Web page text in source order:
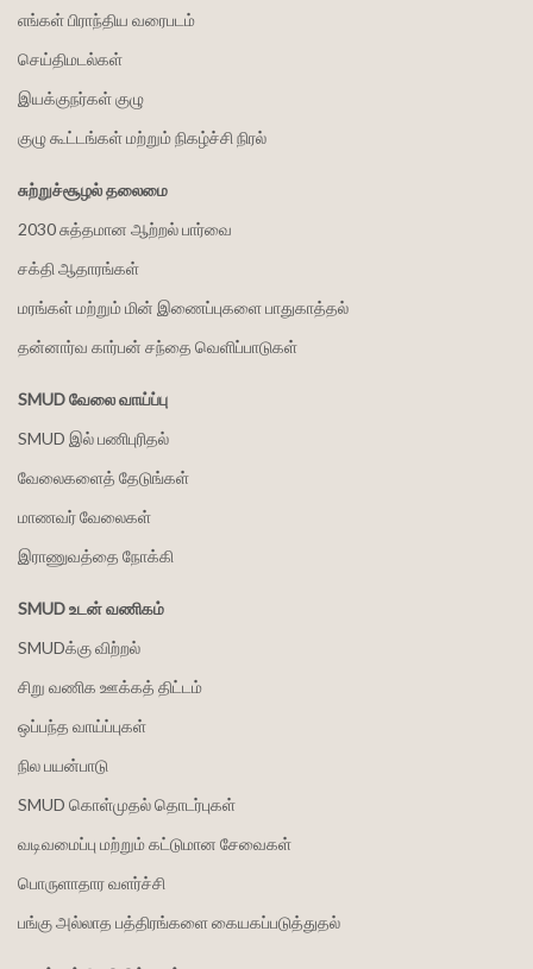
எங்கள் பிராந்திய வரைபடம்
செய்திமடல்கள்
இயக்குநர்கள் குழு
குழு கூட்டங்கள் மற்றும் நிகழ்ச்சி நிரல்
சுற்றுச்சூழல் தலைமை
2030 சுத்தமான ஆற்றல் பார்வை
சக்தி ஆதாரங்கள்
மரங்கள் மற்றும் மின் இணைப்புகளை பாதுகாத்தல்
தன்னார்வ கார்பன் சந்தை வெளிப்பாடுகள்
SMUD வேலை வாய்ப்பு
SMUD இல் பணிபுரிதல்
வேலைகளைத் தேடுங்கள்
மாணவர் வேலைகள்
இராணுவத்தை நோக்கி
SMUD உடன் வணிகம்
SMUDக்கு விற்றல்
சிறு வணிக ஊக்கத் திட்டம்
ஒப்பந்த வாய்ப்புகள்
நில பயன்பாடு
SMUD கொள்முதல் தொடர்புகள்
வடிவமைப்பு மற்றும் கட்டுமான சேவைகள்
பொருளாதார வளர்ச்சி
பங்கு அல்லாத பத்திரங்களை கையகப்படுத்துதல்